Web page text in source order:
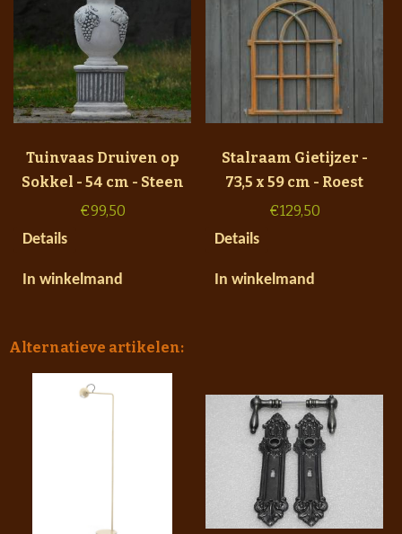
Tuinvaas Druiven op
Sokkel - 54 cm - Steen
€99,50
Details
In winkelmand
Stalraam Gietijzer -
73,5 x 59 cm - Roest
€129,50
Details
In winkelmand
Alternatieve artikelen: